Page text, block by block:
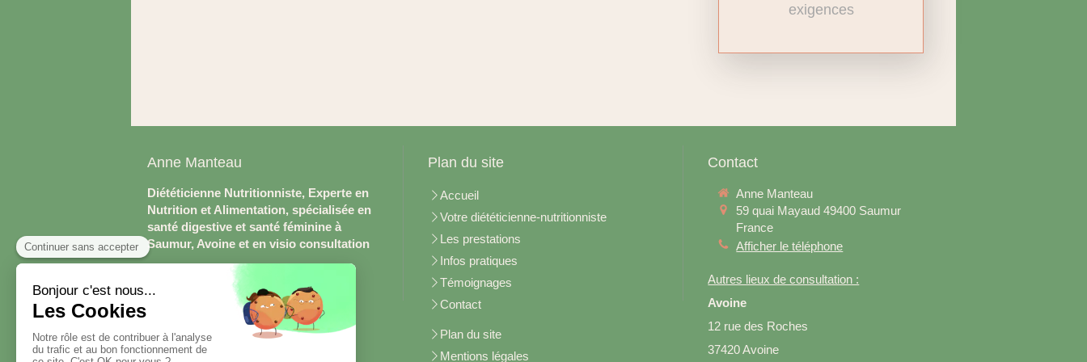
exigences
Anne Manteau
Diététicienne Nutritionniste, Experte en
Nutrition et Alimentation, spécialisée en
santé digestive et santé féminine à
Saumur, Avoine et en visio consultation
Plan du site
Accueil
Votre diététicienne-nutritionniste
Les prestations
Infos pratiques
Témoignages
Contact
Plan du site
Mentions légales
Contact
Anne Manteau
59 quai Mayaud 49400 Saumur
France
Afficher le téléphone
Autres lieux de consultation :
Avoine
12 rue des Roches
37420 Avoine